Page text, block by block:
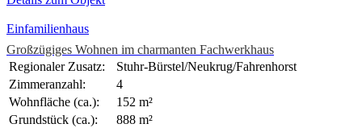
Einfamilienhaus
Großzügiges Wohnen im charmanten Fachwerkhaus
Regionaler Zusatz:
Stuhr-Bürstel/Neukrug/Fahrenhorst
Zimmeranzahl:
4
Wohnfläche (ca.):
152 m²
Grundstück (ca.):
888 m²